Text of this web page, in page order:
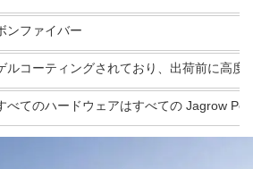
ンファイバー
ルコーティングされており、出荷前に高度
べてのハードウェアはすべての Jagrow